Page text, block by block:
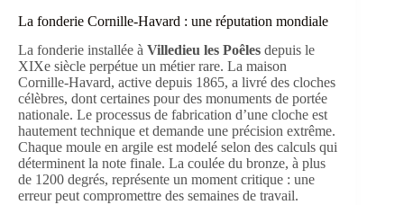
La fonderie Cornille-Havard : une réputation mondiale
La fonderie installée à Villedieu les Poêles depuis le
XIXe siècle perpétue un métier rare. La maison
Cornille-Havard, active depuis 1865, a livré des cloches
célèbres, dont certaines pour des monuments de portée
nationale. Le processus de fabrication d’une cloche est
hautement technique et demande une précision extrême.
Chaque moule en argile est modelé selon des calculs qui
déterminent la note finale. La coulée du bronze, à plus
de 1200 degrés, représente un moment critique : une
erreur peut compromettre des semaines de travail.